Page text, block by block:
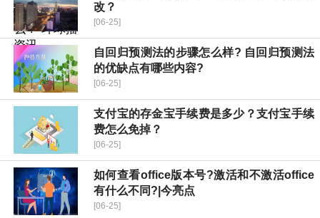
改？
[06-25]
自回归预测法的步骤怎么样? 自回归预测法
的优缺点有哪些内容?
[06-25]
支付宝的存金宝手续费是多少？支付宝手续
费怎么免掉？
[06-25]
如何查看office版本号?激活和不激活office
有什么不同?|今亮点
[06-25]